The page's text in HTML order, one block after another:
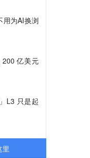
用为AI换浏
亿美元
L3 只是起